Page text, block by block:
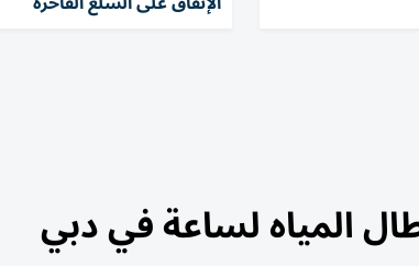
المياه لساعة في دبي